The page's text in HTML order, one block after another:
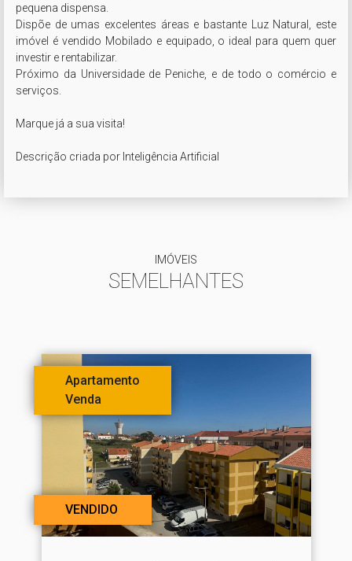
pequena dispensa.
Dispõe de umas excelentes áreas e bastante Luz Natural, este
imóvel é vendido Mobilado e equipado, o ideal para quem quer
investir e rentabilizar.
Próximo da Universidade de Peniche, e de todo o comércio e
serviços.
Marque já a sua visita!
Descrição criada por Inteligência Artificial
IMÓVEIS
SEMELHANTES
Apartamento
Venda
VENDIDO